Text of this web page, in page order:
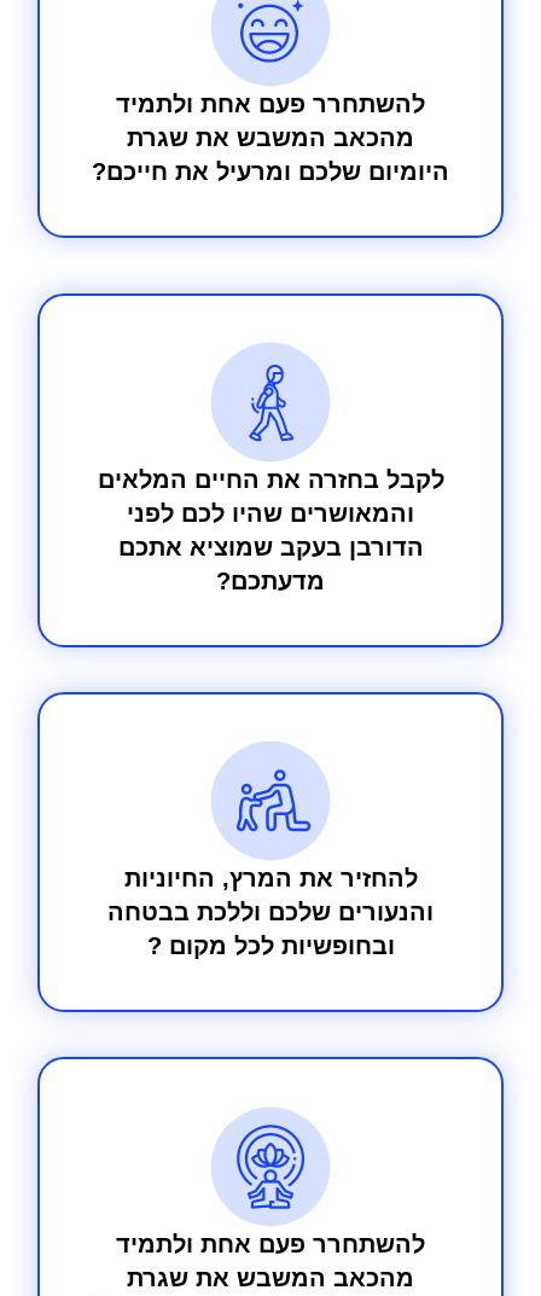
להשתחרר פעם אחת ולתמיד
מהכאב המשבש את שגרת
היומיום שלכם ומרעיל את חייכם?
לקבל בחזרה את החיים המלאים
והמאושרים שהיו לכם לפני
הדורבן בעקב שמוציא אתכם
מדעתכם?
להחזיר את המרץ, החיוניות
והנעורים שלכם וללכת בבטחה
ובחופשיות לכל מקום ?
להשתחרר פעם אחת ולתמיד
מהכאב המשבש את שגרת